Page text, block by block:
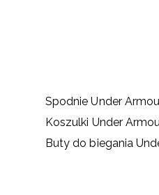
Spodnie Under
Koszulki Under
Buty do biegania